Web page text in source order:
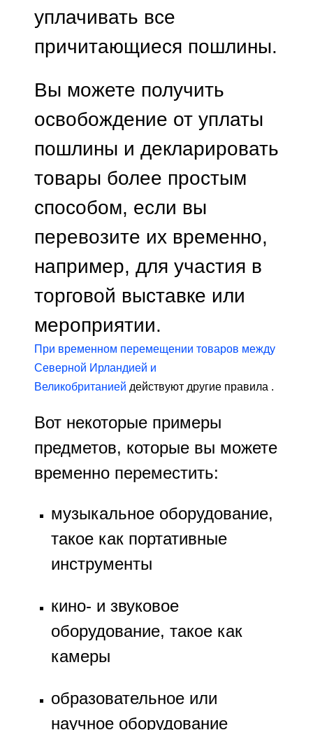
уплачивать все
причитающиеся пошлины.
Вы можете получить
освобождение от уплаты
пошлины и декларировать
товары более простым
способом, если вы
перевозите их временно,
например, для участия в
торговой выставке или
мероприятии.
При временном перемещении товаров между
Северной Ирландией и
Великобританией действуют другие правила .
Вот некоторые примеры
предметов, которые вы можете
временно переместить:
музыкальное оборудование,
такое как портативные
инструменты
кино- и звуковое
оборудование, такое как
камеры
образовательное или
научное оборудование